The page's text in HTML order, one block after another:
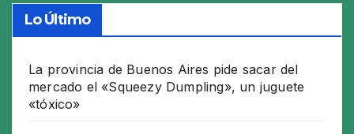
Lo Último
La provincia de Buenos Aires pide sacar del
mercado el «Squeezy Dumpling», un juguete
«tóxico»